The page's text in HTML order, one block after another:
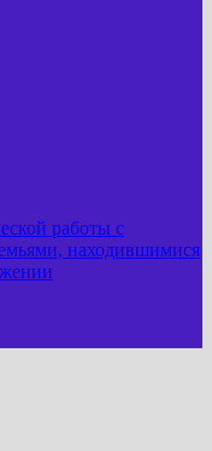
работы с
находившимися